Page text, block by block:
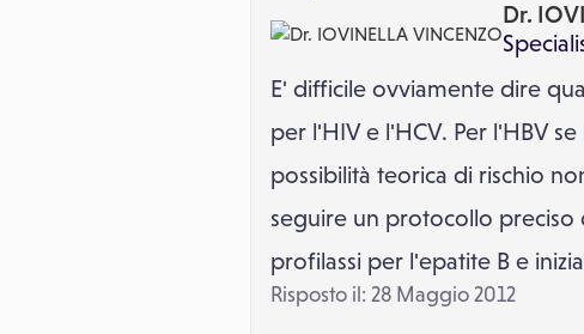
Dr.
E' difficile ovviamente dire
per l'HIV e l'HCV. Per l'HBV
possibilità teorica di rischio
seguire un protocollo preciso
profilassi per l'epatite B e
Risposto il: 28 Maggio 2012